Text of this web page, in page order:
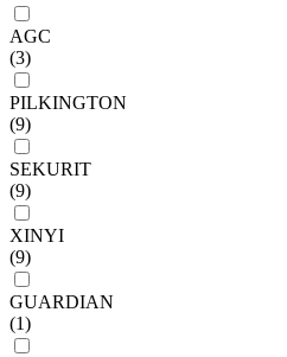
AGC
(3)
PILKINGTON
(9)
SEKURIT
(9)
XINYI
(9)
GUARDIAN
(1)